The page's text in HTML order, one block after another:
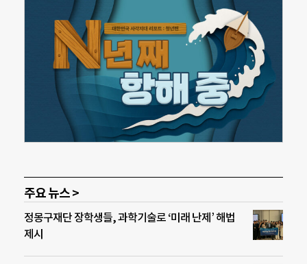
주요 뉴스 >
정몽구재단 장학생들, 과학기술로 ‘미래 난제’ 해법
제시